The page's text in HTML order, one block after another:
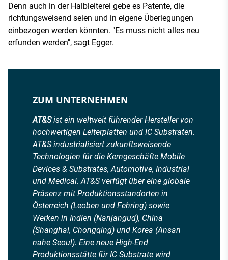
Denn auch in der Halbleiterei gebe es Patente, die
richtungsweisend seien und in eigene Überlegungen
einbezogen werden könnten. "Es muss nicht alles neu
erfunden werden", sagt Egger.
ZUM UNTERNEHMEN
AT&Sist ein weltweit führender Hersteller von
hochwertigen Leiterplatten und IC Substraten.
AT&S industrialisiert zukunftsweisende
Technologien für die Kerngeschäfte Mobile
Devices & Substrates, Automotive, Industrial
und Medical. AT&S verfügt über eine globale
Präsenz mit Produktionsstandorten in
Österreich (Leoben und Fehring) sowie
Werken in Indien (Nanjangud), China
(Shanghai, Chongqing) und Korea (Ansan
nahe Seoul). Eine neue High-End
Produktionsstätte für IC Substrate wird